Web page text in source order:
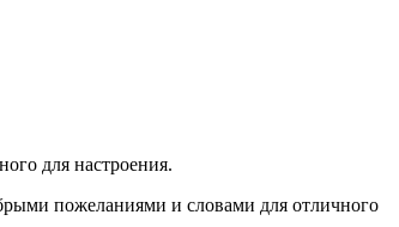
для настроения.
пожеланиями и словами для отличного